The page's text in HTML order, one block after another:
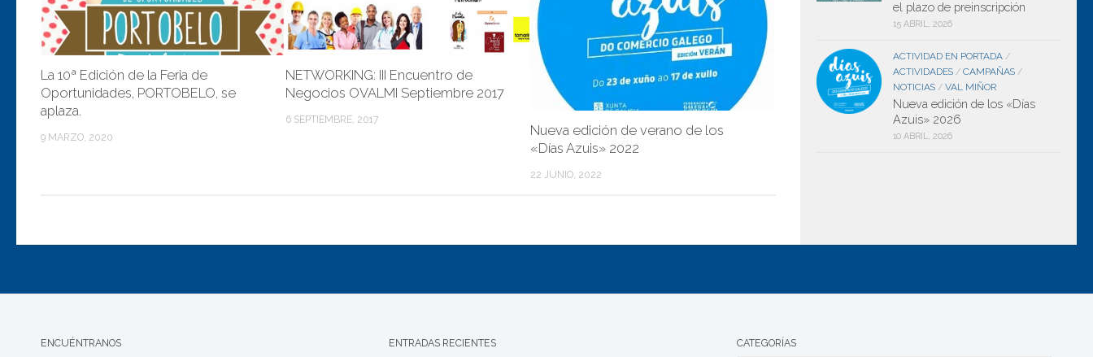
La 10ª Edición de la Feria de
Oportunidades, PORTOBELO, se
aplaza.
9 MARZO, 2020
NETWORKING: III Encuentro de
Negocios OVALMI Septiembre 2017
6 SEPTIEMBRE, 2017
Nueva edición de verano de los
«Días Azuis» 2022
22 JUNIO, 2022
el plazo de preinscripción
15 ABRIL, 2026
ACTIVIDAD EN PORTADA /
ACTIVIDADES / CAMPAÑAS /
NOTICIAS / VAL MIÑOR
Nueva edición de los «Días
Azuis» 2026
10 ABRIL, 2026
ENCUÉNTRANOS ENTRADAS RECIENTES
CATEGORÍAS